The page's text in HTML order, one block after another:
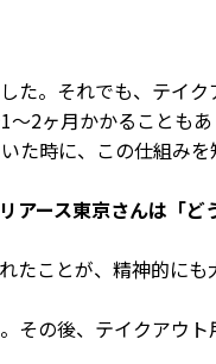
。それでも、テイ
2ヶ月かかることも
た時に、この仕組みを
リアース東京さんは「
ことが、精神的にも
の後、テイクアウ